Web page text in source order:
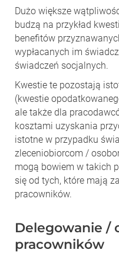
Dużo większe
budzą na przykład
benefitów
wypłacanych im
świadczeń socjalnych.
Kwestie te pozostają
(kwestie
ale także dla
kosztami uzyskania
istotne w przypadku
zleceniobiorcom /
mogą bowiem w takich
się od tych, które mają
pracowników.
Delegowanie /
pracowników